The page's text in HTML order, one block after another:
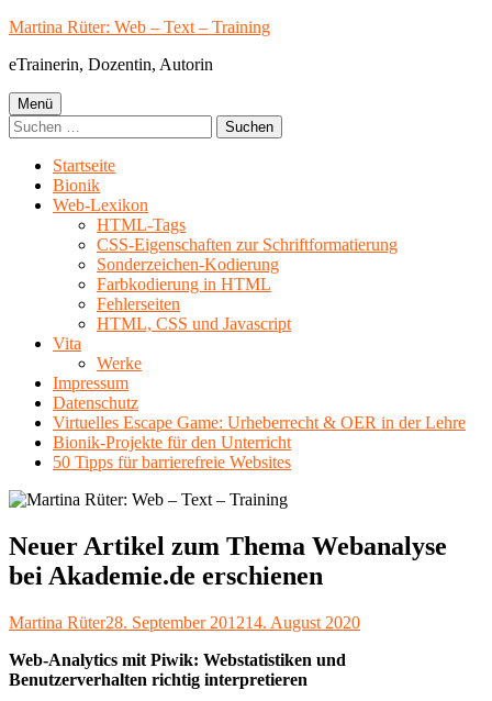
Springe
Inhalt
Martina Rüter: Web – Text – Training
eTrainerin, Dozentin, Autorin
Primäres
Menü
Menü
Suchen
nach:
Startseite
Bionik
Web-Lexikon
HTML-Tags
CSS-Eigenschaften zur Schriftformatierung
Sonderzeichen-Kodierung
Farbkodierung in HTML
Fehlerseiten
HTML, CSS und Javascript
Vita
Werke
Impressum
Datenschutz
Virtuelles Escape Game: Urheberrecht & OER in der Lehre
Bionik-Projekte für den Unterricht
50 Tipps für barrierefreie Websites
Neuer Artikel zum Thema Webanalyse
bei Akademie.de erschienen
Autor
Martina RüterVeröffentlicht
28. September 201214. August 2020
Web-Analytics mit Piwik: Webstatistiken und
Benutzerverhalten richtig interpretieren